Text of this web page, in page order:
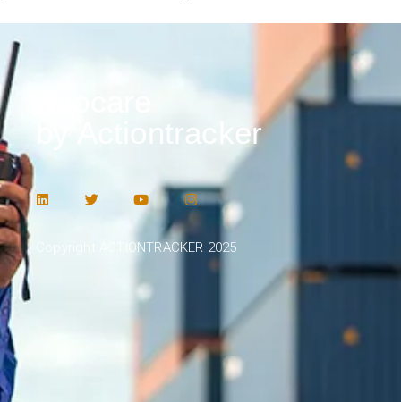
by Actiontracker
Copyright ACTIONTRACKER 2025